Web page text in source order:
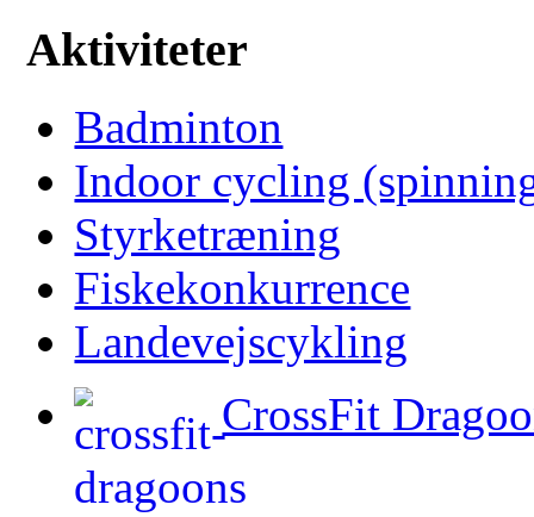
Aktiviteter
Badminton
Indoor cycling
Styrketræning
Fiskekonkurrence
Landevejscykling
CrossFit